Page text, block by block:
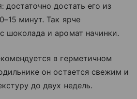
достаточно достать его из
минут. Так ярче
шоколада и аромат начинки.
в герметичном
он остается свежим и
до двух недель.